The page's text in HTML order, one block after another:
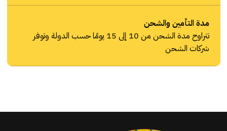
مدة التأمين والشحن
تتراوح مدة الشحن من 10 إلى 15 يومًا حسب الدولة وتوفر
شركات الشحن